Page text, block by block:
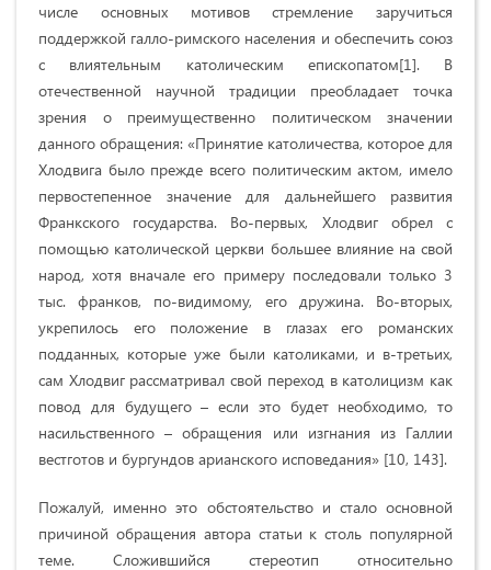
числе основных мотивов стремление заручиться
поддержкой галло-римского населения и обеспечить союз
с влиятельным католическим епископатом[1]. В
отечественной научной традиции преобладает точка
зрения о преимущественно политическом значении
данного обращения: «Принятие католичества, которое для
Хлодвига было прежде всего политическим актом, имело
первостепенное значение для дальнейшего развития
Франкского государства. Во-первых, Хлодвиг обрел с
помощью католической церкви большее влияние на свой
народ, хотя вначале его примеру последовали только 3
тыс. франков, по-видимому, его дружина. Во-вторых,
укрепилось его положение в глазах его романских
подданных, которые уже были католиками, и в-третьих,
сам Хлодвиг рассматривал свой переход в католицизм как
повод для будущего – если это будет необходимо, то
насильственного – обращения или изгнания из Галлии
вестготов и бургундов арианского исповедания» [10, 143].
Пожалуй, именно это обстоятельство и стало основной
причиной обращения автора статьи к столь популярной
теме. Сложившийся стереотип относительно